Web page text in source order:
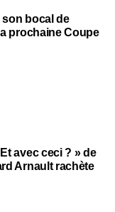
son bocal de
prochaine Coupe
avec ceci ? » de
Arnault rachète